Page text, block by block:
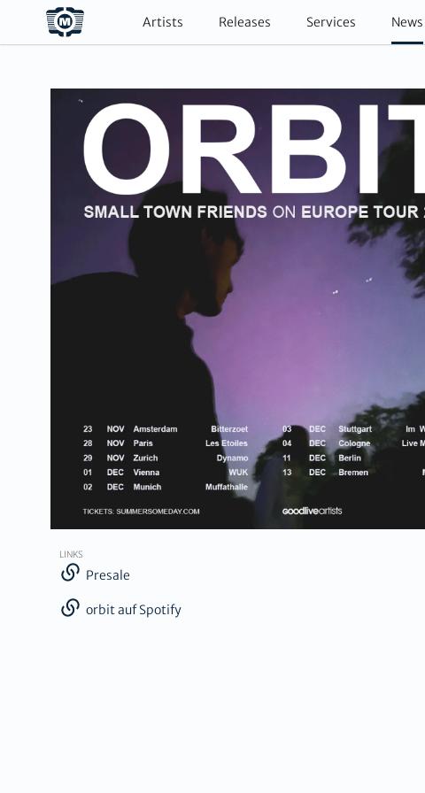
Artists Releases Services News
LINKS
Presale
orbit auf Spotify